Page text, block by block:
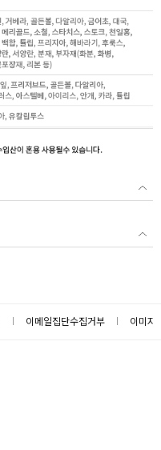
이메일집단수집거부 이미지